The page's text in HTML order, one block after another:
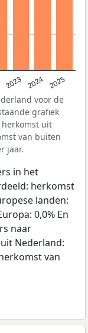
2023 2024 2025
voor de
grafiek
uit
van buiten
jaar.
in het
herkomst
landen:
0,0% En
naar
Nederland:
van